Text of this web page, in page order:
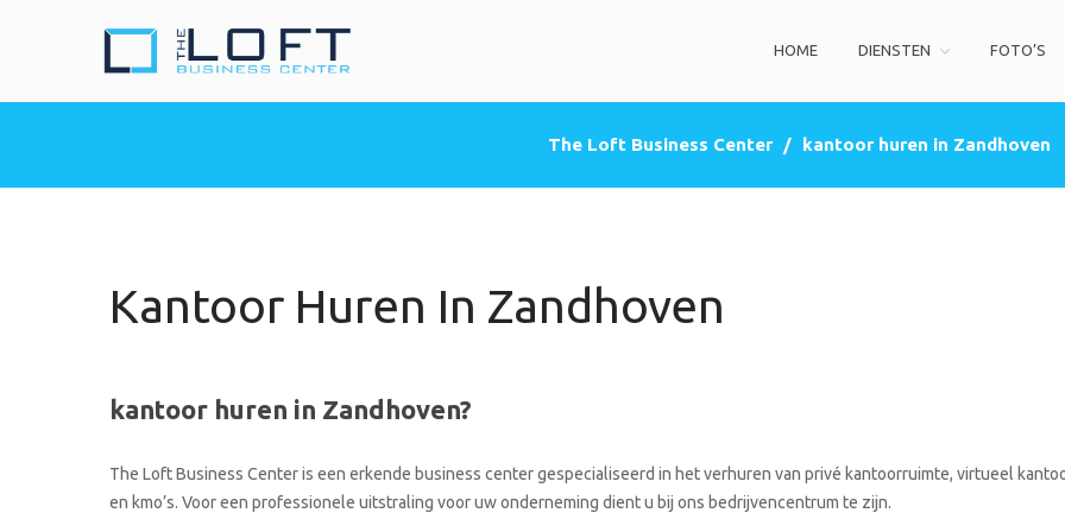
HOME DIENSTEN FOTO’S
The Loft Business Center / kantoor huren in Zandhoven
Kantoor Huren In Zandhoven
kantoor huren in Zandhoven?
The Loft Business Center is een erkende business center gespecialiseerd in het verhuren van privé kantoorruimte, virtueel
en kmo’s. Voor een professionele uitstraling voor uw onderneming dient u bij ons bedrijvencentrum te zijn.